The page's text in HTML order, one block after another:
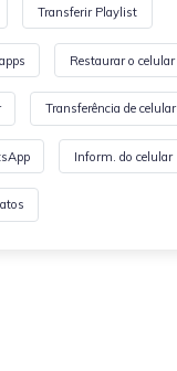
Transferir Playlist
Restaurar o celular
Transferência de celular
Inform. do celular